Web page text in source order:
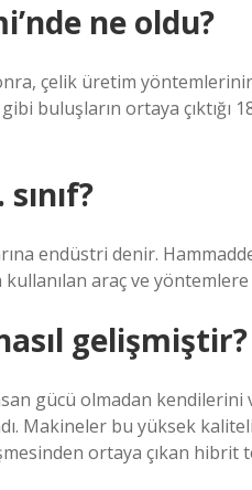
ne oldu?
çelik üretim
buluşların ortaya çıktığı
endüstri denir.
araç ve
gelişmiştir?
gücü olmadan
Makineler bu yüksek
ortaya çıkan hibrit